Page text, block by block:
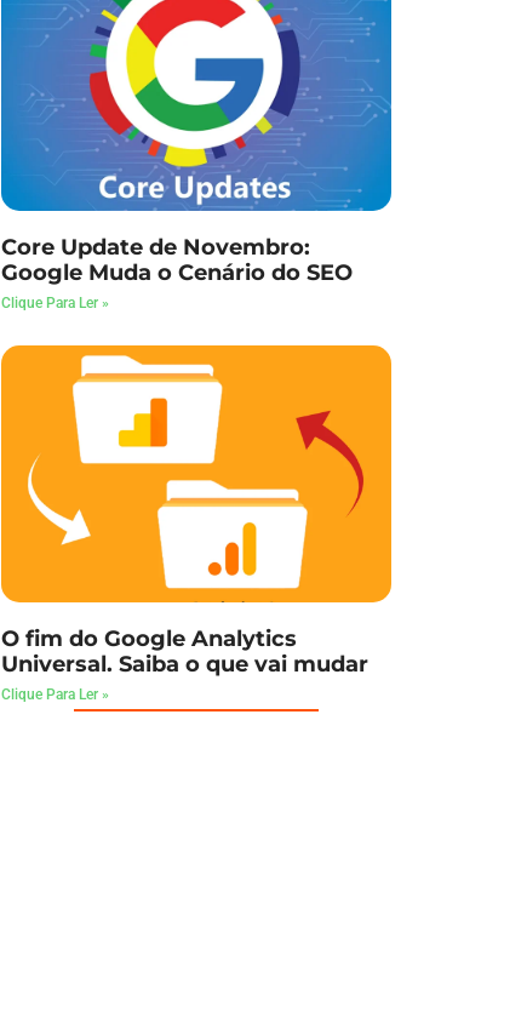
Core Update de Novembro:
Google Muda o Cenário do SEO
Clique Para Ler »
O fim do Google Analytics
Universal. Saiba o que vai mudar
Clique Para Ler »